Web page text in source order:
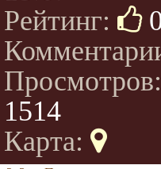
Рейтинг:
1514
Карта: